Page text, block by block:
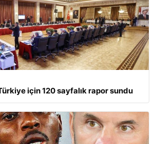
için 120 sayfalık rapor sundu